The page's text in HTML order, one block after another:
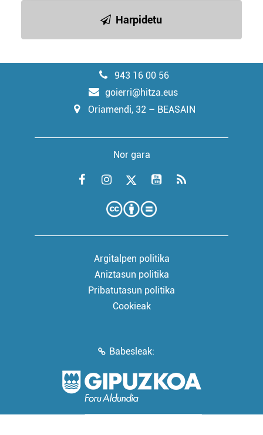
Harpidetu
943 16 00 56
goierri@hitza.eus
Oriamendi, 32 – BEASAIN
Nor gara
Argitalpen politika
Aniztasun politika
Pribatutasun politika
Cookieak
Babesleak: